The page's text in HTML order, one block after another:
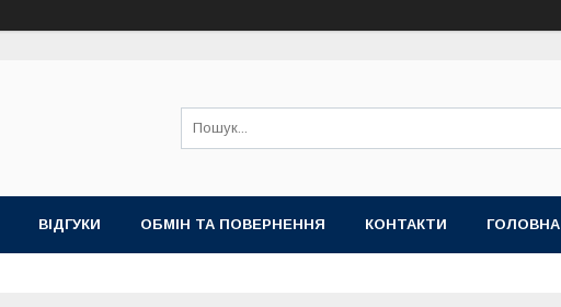
ВІДГУКИ ОБМІН ТА ПОВЕРНЕННЯ КОНТАКТИ ГОЛОВНА